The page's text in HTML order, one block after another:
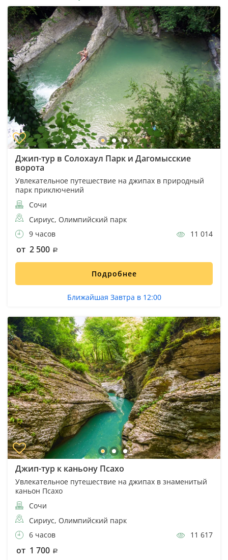
Джип-тур в Солохаул Парк и Дагомысские
ворота
Увлекательное путешествие на джипах в природный
парк приключений
Сочи
Сириус, Олимпийский парк
9 часов
11 014
от 2 500
Подробнее
Ближайшая Завтра в 12:00
Джип-тур к каньону Псахо
Увлекательное путешествие на джипах в знаменитый
каньон Псахо
Сочи
Сириус, Олимпийский парк
6 часов
11 617
от 1 700